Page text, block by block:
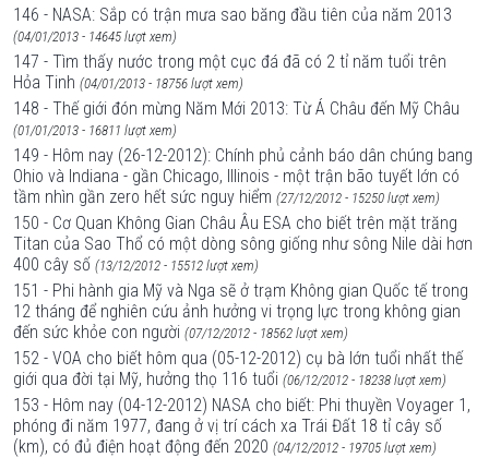
146 - NASA: Sắp có trận mưa sao băng đầu tiên của năm 2013
(04/01/2013 - 14645 lượt xem)
147 - Tìm thấy nước trong một cục đá đã có 2 tỉ năm tuổi trên
Hỏa Tinh (04/01/2013 - 18756 lượt xem)
148 - Thế giới đón mừng Năm Mới 2013: Từ Á Châu đến Mỹ Châu
(01/01/2013 - 16811 lượt xem)
149 - Hôm nay (26-12-2012): Chính phủ cảnh báo dân chúng bang
Ohio và Indiana - gần Chicago, Illinois - một trận bão tuyết lớn có
tầm nhìn gần zero hết sức nguy hiểm (27/12/2012 - 15250 lượt xem)
150 - Cơ Quan Không Gian Châu Âu ESA cho biết trên mặt trăng
Titan của Sao Thổ có một dòng sông giống như sông Nile dài hơn
400 cây số (13/12/2012 - 15512 lượt xem)
151 - Phi hành gia Mỹ và Nga sẽ ở trạm Không gian Quốc tế trong
12 tháng để nghiên cứu ảnh hưởng vi trọng lực trong không gian
đến sức khỏe con người (07/12/2012 - 18562 lượt xem)
152 - VOA cho biết hôm qua (05-12-2012) cụ bà lớn tuổi nhất thế
giới qua đời tại Mỹ, hưởng thọ 116 tuổi (06/12/2012 - 18238 lượt xem)
153 - Hôm nay (04-12-2012) NASA cho biết: Phi thuyền Voyager 1,
phóng đi năm 1977, đang ở vị trí cách xa Trái Đất 18 tỉ cây số
(km), có đủ điện hoạt động đến 2020 (04/12/2012 - 19705 lượt xem)